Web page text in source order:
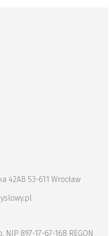
42AB 53-611 Wrocław
897-17-67-168 REGON